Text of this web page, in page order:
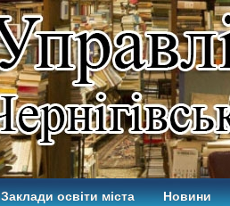
Заклади освіти міста Новини